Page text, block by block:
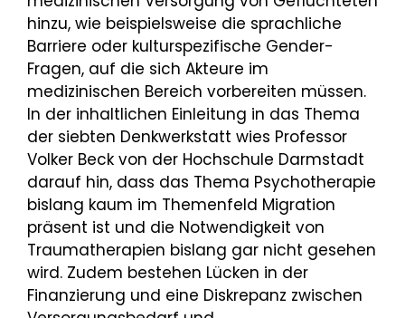
hinzu, wie beispielsweise die sprachliche
Barriere oder kulturspezifische Gender-
Fragen, auf die sich Akteure im
medizinischen Bereich vorbereiten müssen.
In der inhaltlichen Einleitung in das Thema
der siebten Denkwerkstatt wies Professor
Volker Beck von der Hochschule Darmstadt
darauf hin, dass das Thema Psychotherapie
bislang kaum im Themenfeld Migration
präsent ist und die Notwendigkeit von
Traumatherapien bislang gar nicht gesehen
wird. Zudem bestehen Lücken in der
Finanzierung und eine Diskrepanz zwischen